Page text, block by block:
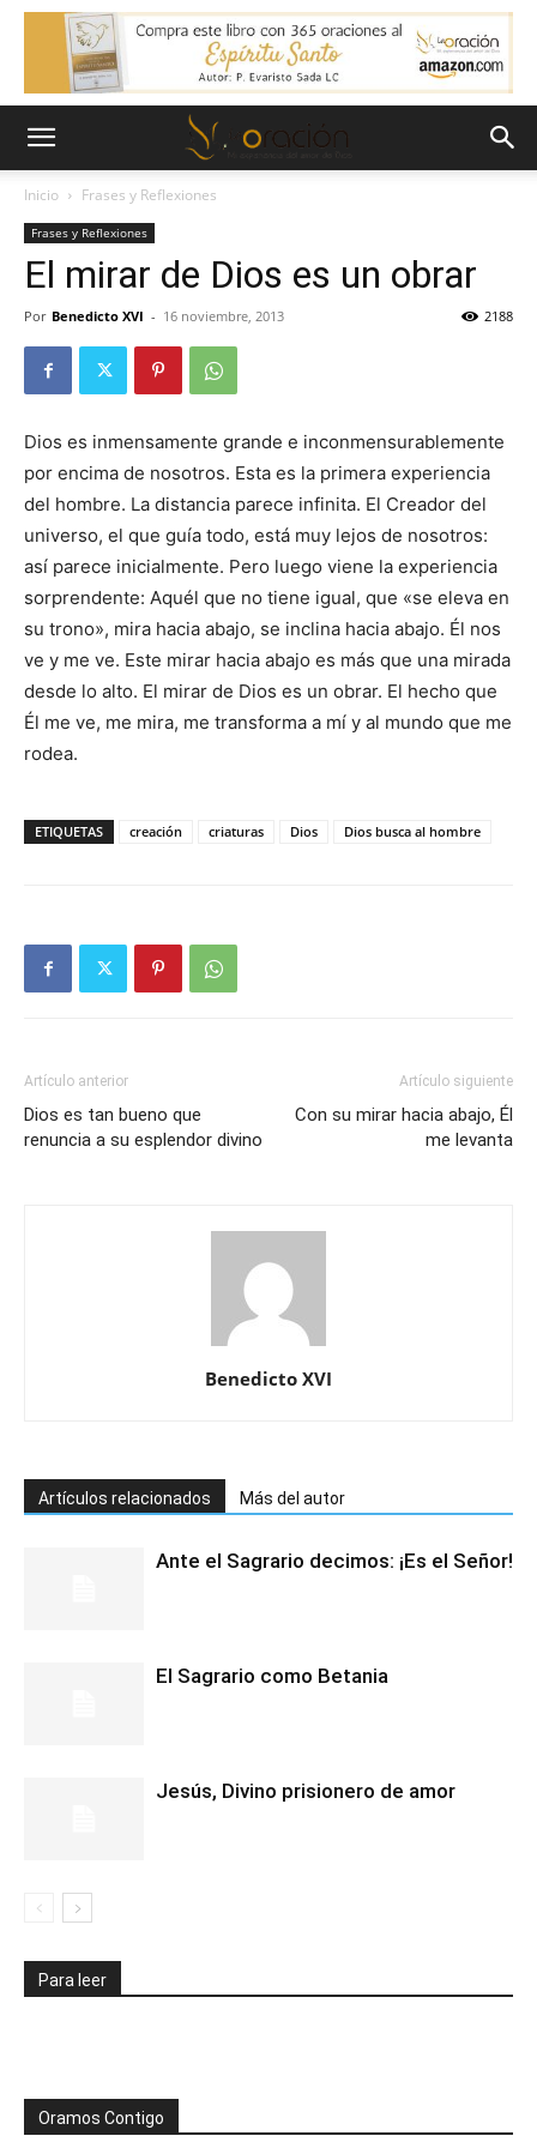
Inicio Frases y Reflexiones
Frases y Reflexiones
El mirar de Dios es un obrar
Por Benedicto XVI - 16 noviembre, 2013 2188
Dios es inmensamente grande e inconmensurablemente
por encima de nosotros. Esta es la primera experiencia
del hombre. La distancia parece infinita. El Creador del
universo, el que guía todo, está muy lejos de nosotros:
así parece inicialmente. Pero luego viene la experiencia
sorprendente: Aquél que no tiene igual, que «se eleva en
su trono», mira hacia abajo, se inclina hacia abajo. Él nos
ve y me ve. Este mirar hacia abajo es más que una mirada
desde lo alto. El mirar de Dios es un obrar. El hecho que
Él me ve, me mira, me transforma a mí y al mundo que me
rodea.
ETIQUETAS creación criaturas Dios Dios busca al hombre
Artículo anterior
Dios es tan bueno que
renuncia a su esplendor divino
Artículo siguiente
Con su mirar hacia abajo, Él
me levanta
Benedicto XVI
Artículos relacionados Más del autor
Ante el Sagrario decimos: ¡Es el Señor!
El Sagrario como Betania
Jesús, Divino prisionero de amor
Para leer
Oramos Contigo